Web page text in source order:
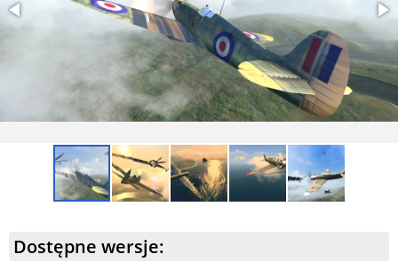
Dostępne wersje: